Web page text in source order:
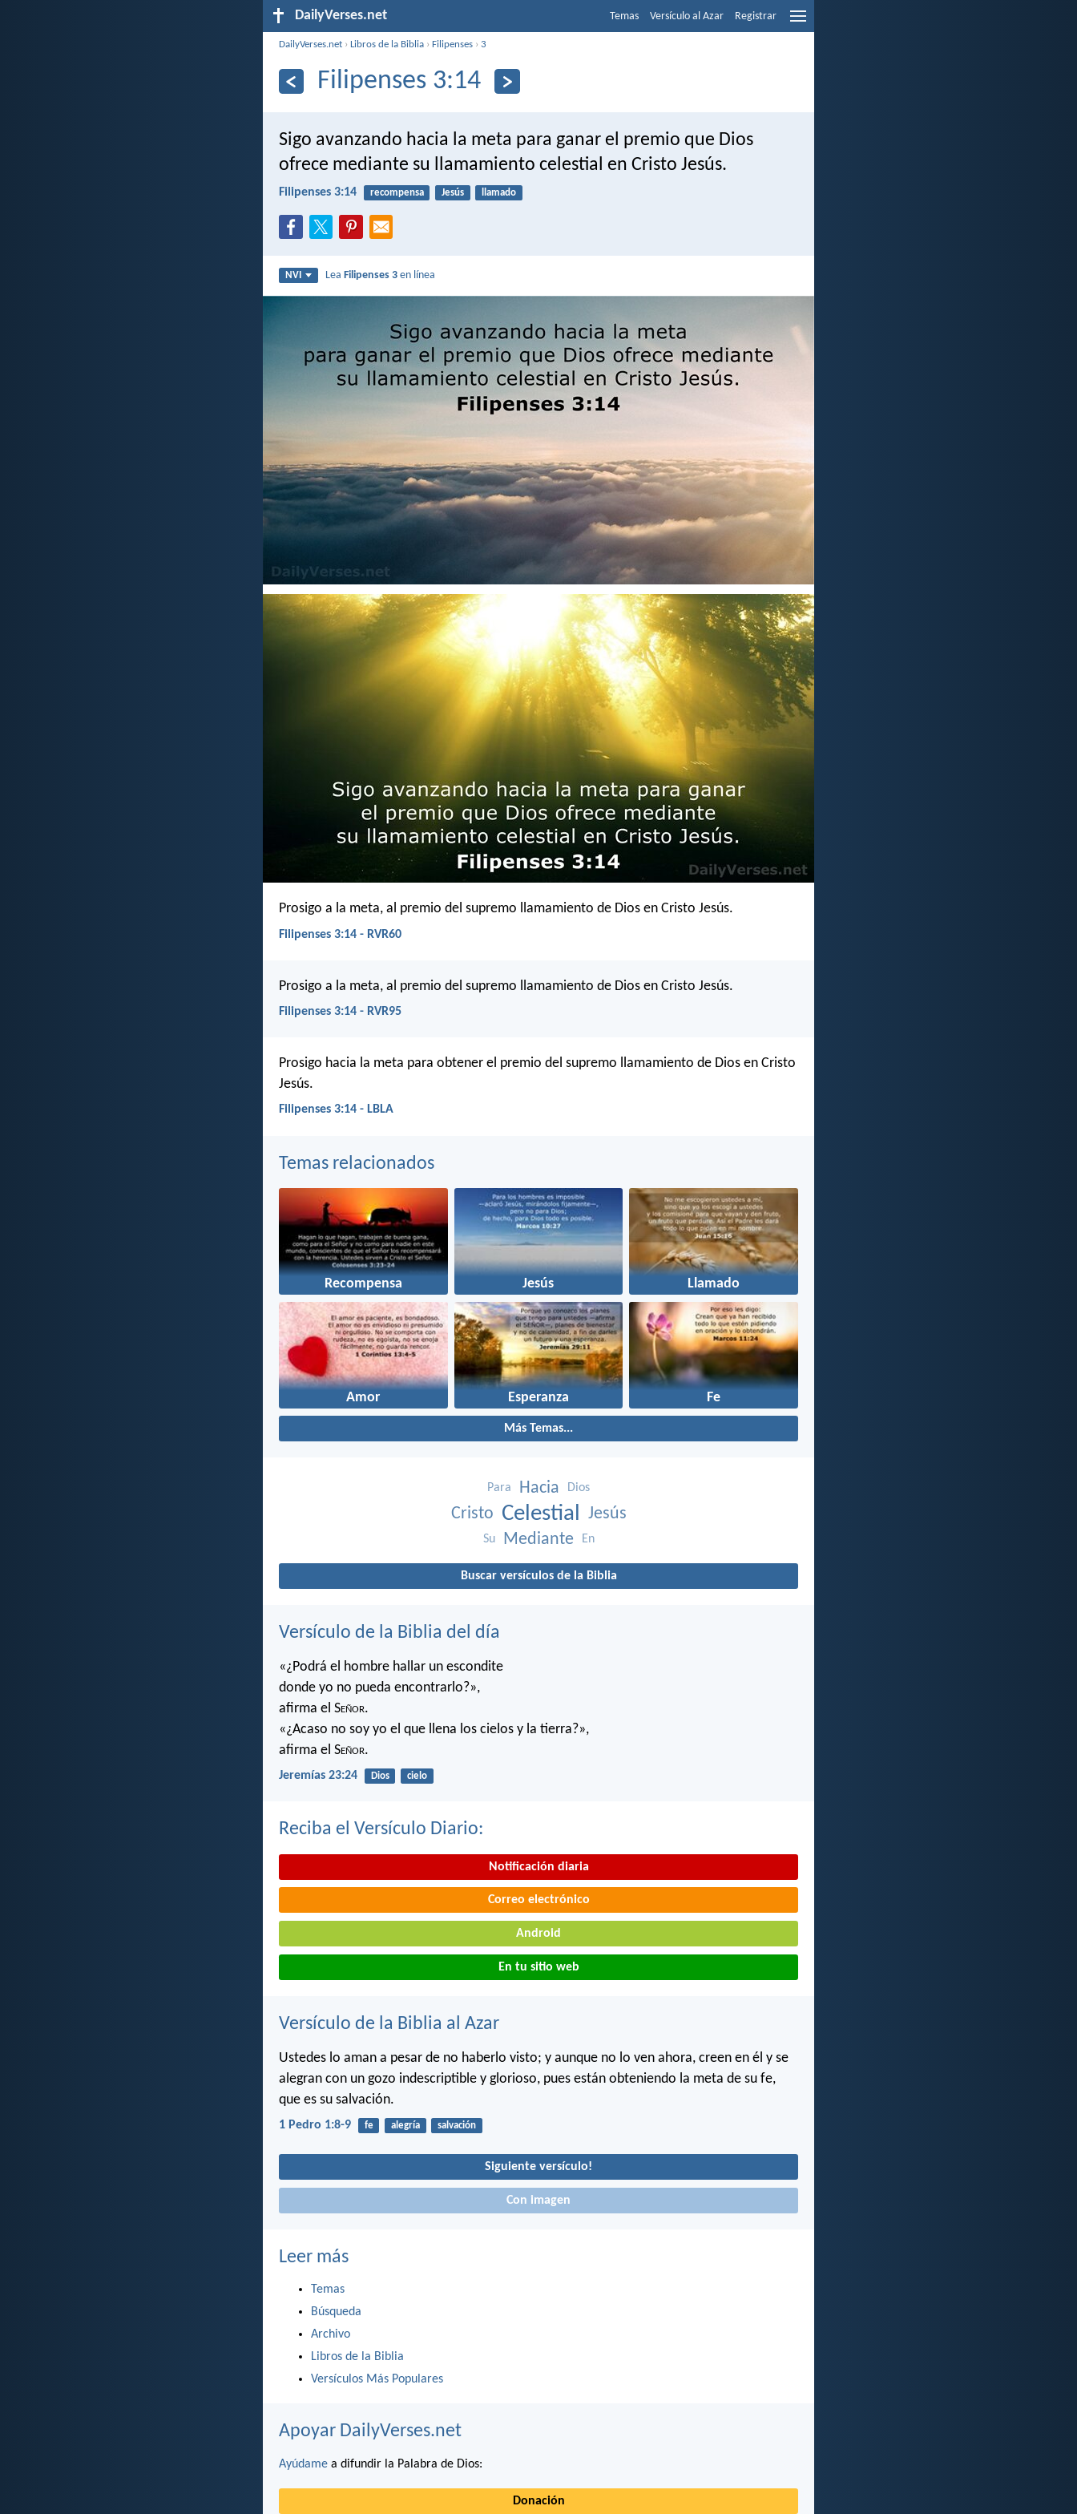
DailyVerses.net Temas Versículo al Azar Registrar
DailyVerses.net ›Libros de la Biblia ›Filipenses ›3
Filipenses 3:14
Sigo avanzando hacia la meta para ganar el premio que Dios
ofrece mediante su llamamiento celestial en Cristo Jesús.
Filipenses 3:14 recompensa Jesús llamado
NVI LeaFilipenses 3 en línea
Prosigo a la meta, al premio del supremo llamamiento de Dios en Cristo Jesús.
Filipenses 3:14 - RVR60
Prosigo a la meta, al premio del supremo llamamiento de Dios en Cristo Jesús.
Filipenses 3:14 - RVR95
Prosigo hacia la meta para obtener el premio del supremo llamamiento de Dios en Cristo
Jesús.
Filipenses 3:14 - LBLA
Temas relacionados
Recompensa Jesús Llamado
Amor Esperanza Fe
Más Temas...
Para Hacia Dios
Cristo Celestial Jesús
Su Mediante En
Buscar versículos de la Biblia
Versículo de la Biblia del día
«¿Podrá el hombre hallar un escondite
donde yo no pueda encontrarlo?»,
afirma el Señor.
«¿Acaso no soy yo el que llena los cielos y la tierra?»,
afirma el Señor.
Jeremías 23:24 Dios cielo
Reciba el Versículo Diario:
Notificación diaria
Correo electrónico
Android
En tu sitio web
Versículo de la Biblia al Azar
Ustedes lo aman a pesar de no haberlo visto; y aunque no lo ven ahora, creen en él y se
alegran con un gozo indescriptible y glorioso, pues están obteniendo la meta de su fe,
que es su salvación.
1 Pedro 1:8-9 fe alegría salvación
Siguiente versículo!
Con imagen
Leer más
Temas
Búsqueda
Archivo
Libros de la Biblia
Versículos Más Populares
Apoyar DailyVerses.net
Ayúdame a difundir la Palabra de Dios:
Donación